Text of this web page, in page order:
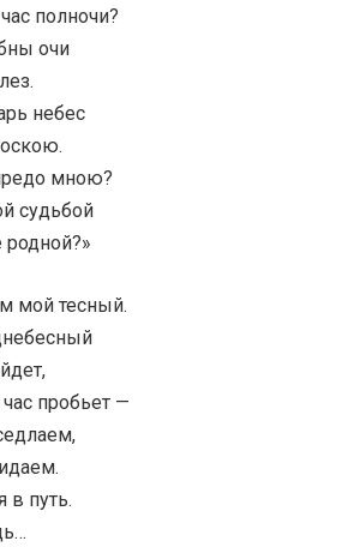
полночи?
очи
небес
мною?
судьбой
родной?»
мой тесный.
пробьет —
в путь.